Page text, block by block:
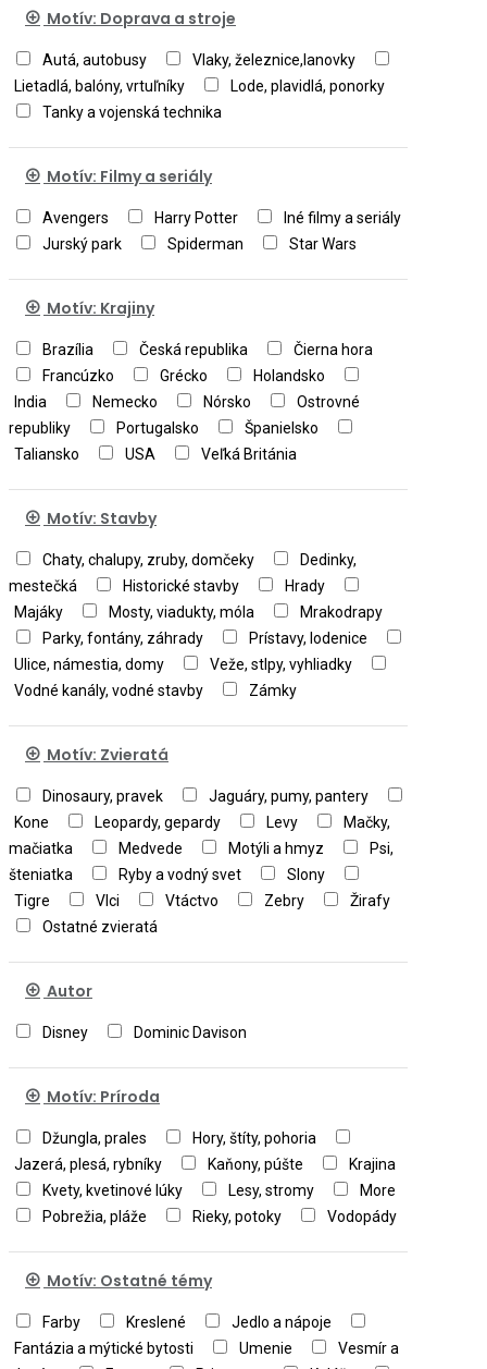
Motív: Doprava a stroje
Autá, autobusy
Vlaky, železnice,lanovky
Lietadlá, balóny, vrtuľníky
Lode, plavidlá, ponorky
Tanky a vojenská technika
Motív: Filmy a seriály
Avengers Harry Potter
Iné filmy a seriály
Jurský park
Spiderman Star Wars
Motív: Krajiny
Brazília Česká republika
Čierna hora
Francúzko
Grécko
Holandsko
India
Nemecko Nórsko
Ostrovné
republiky
Portugalsko
Španielsko
Taliansko
USA Veľká Británia
Motív: Stavby
Chaty, chalupy, zruby, domčeky
Dedinky,
mestečká
Historické stavby
Hrady
Majáky
Mosty, viadukty, móla
Mrakodrapy
Parky, fontány, záhrady
Prístavy, lodenice
Ulice, námestia, domy
Veže, stlpy, vyhliadky
Vodné kanály, vodné stavby
Zámky
Motív: Zvieratá
Dinosaury, pravek
Jaguáry, pumy, pantery
Kone
Leopardy, gepardy Levy
Mačky,
mačiatka
Medvede Motýli a hmyz
Psi,
šteniatka
Ryby a vodný svet
Slony
Tigre
Vlci Vtáctvo Zebry
Žirafy
Ostatné zvieratá
Autor
Disney Dominic Davison
Motív: Príroda
Džungla, prales
Hory, štíty, pohoria
Jazerá, plesá, rybníky
Kaňony, púšte
Krajina
Kvety, kvetinové lúky
Lesy, stromy
More
Pobrežia, pláže
Rieky, potoky Vodopády
Motív: Ostatné témy
Farby Kreslené
Jedlo a nápoje
Fantázia a mýtické bytosti
Umenie
Vesmír a